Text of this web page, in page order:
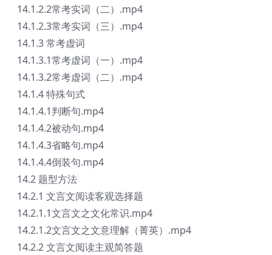
14.1.2.2常考实词（二）.mp4
14.1.2.3常考实词（三）.mp4
14.1.3 常考虚词
14.1.3.1常考虚词（一）.mp4
14.1.3.2常考虚词（二）.mp4
14.1.4 特殊句式
14.1.4.1判断句.mp4
14.1.4.2被动句.mp4
14.1.4.3省略句.mp4
14.1.4.4倒装句.mp4
14.2 题型方法
14.2.1 文言文阅读客观选择题
14.2.1.1文言文之文化常识.mp4
14.2.1.2文言文之文意理解（菁英）.mp4
14.2.2 文言文阅读主观简答题